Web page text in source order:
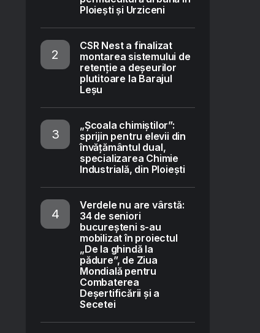
Ploiești și Urziceni
CSR Nest a finalizat
montarea sistemului de
retenție a deșeurilor
plutitoare la Barajul
Leșu
„Școala chimiștilor”:
sprijin pentru elevii din
învățământul dual,
specializarea Chimie
Industrială, din Ploiești
Verdele nu are vârstă:
34 de seniori
bucureșteni s-au
mobilizat în proiectul
„De la ghindă la
pădure”, de Ziua
Mondială pentru
Combaterea
Deșertificării și a
Secetei